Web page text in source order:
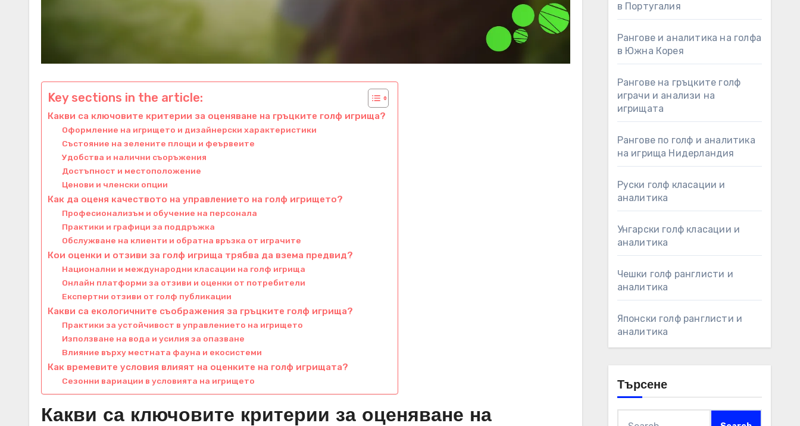
Key sections in the article:
Какви са ключовите критерии за оценяване на гръцките голф игрища?
Оформление на игрището и дизайнерски характеристики
Състояние на зелените площи и феървеите
Удобства и налични съоръжения
Достъпност и местоположение
Ценови и членски опции
Как да оценя качеството на управлението на голф игрището?
Професионализъм и обучение на персонала
Практики и графици за поддръжка
Обслужване на клиенти и обратна връзка от играчите
Кои оценки и отзиви за голф игрища трябва да взема предвид?
Национални и международни класации на голф игрища
Онлайн платформи за отзиви и оценки от потребители
Експертни отзиви от голф публикации
Какви са екологичните съображения за гръцките голф игрища?
Практики за устойчивост в управлението на игрището
Използване на вода и усилия за опазване
Влияние върху местната фауна и екосистеми
Как времевите условия влияят на оценките на голф игрищата?
Сезонни вариации в условията на игрището
Какви са ключовите критерии за оценяване на
в Португалия
Рангове и аналитика на голфа
в Южна Корея
Рангове на гръцките голф
играчи и анализи на
игрищата
Рангове по голф и аналитика
на игрища Нидерландия
Руски голф класации и
аналитика
Унгарски голф класации и
аналитика
Чешки голф ранглисти и
аналитика
Японски голф ранглисти и
аналитика
Търсене